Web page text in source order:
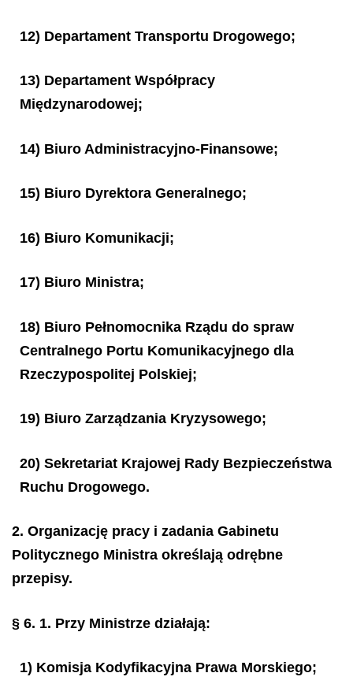
12) Departament Transportu Drogowego;
13) Departament Współpracy
Międzynarodowej;
14) Biuro Administracyjno-Finansowe;
15) Biuro Dyrektora Generalnego;
16) Biuro Komunikacji;
17) Biuro Ministra;
18) Biuro Pełnomocnika Rządu do spraw
Centralnego Portu Komunikacyjnego dla
Rzeczypospolitej Polskiej;
19) Biuro Zarządzania Kryzysowego;
20) Sekretariat Krajowej Rady Bezpieczeństwa
Ruchu Drogowego.
2. Organizację pracy i zadania Gabinetu
Politycznego Ministra określają odrębne
przepisy.
§ 6. 1. Przy Ministrze działają:
1) Komisja Kodyfikacyjna Prawa Morskiego;